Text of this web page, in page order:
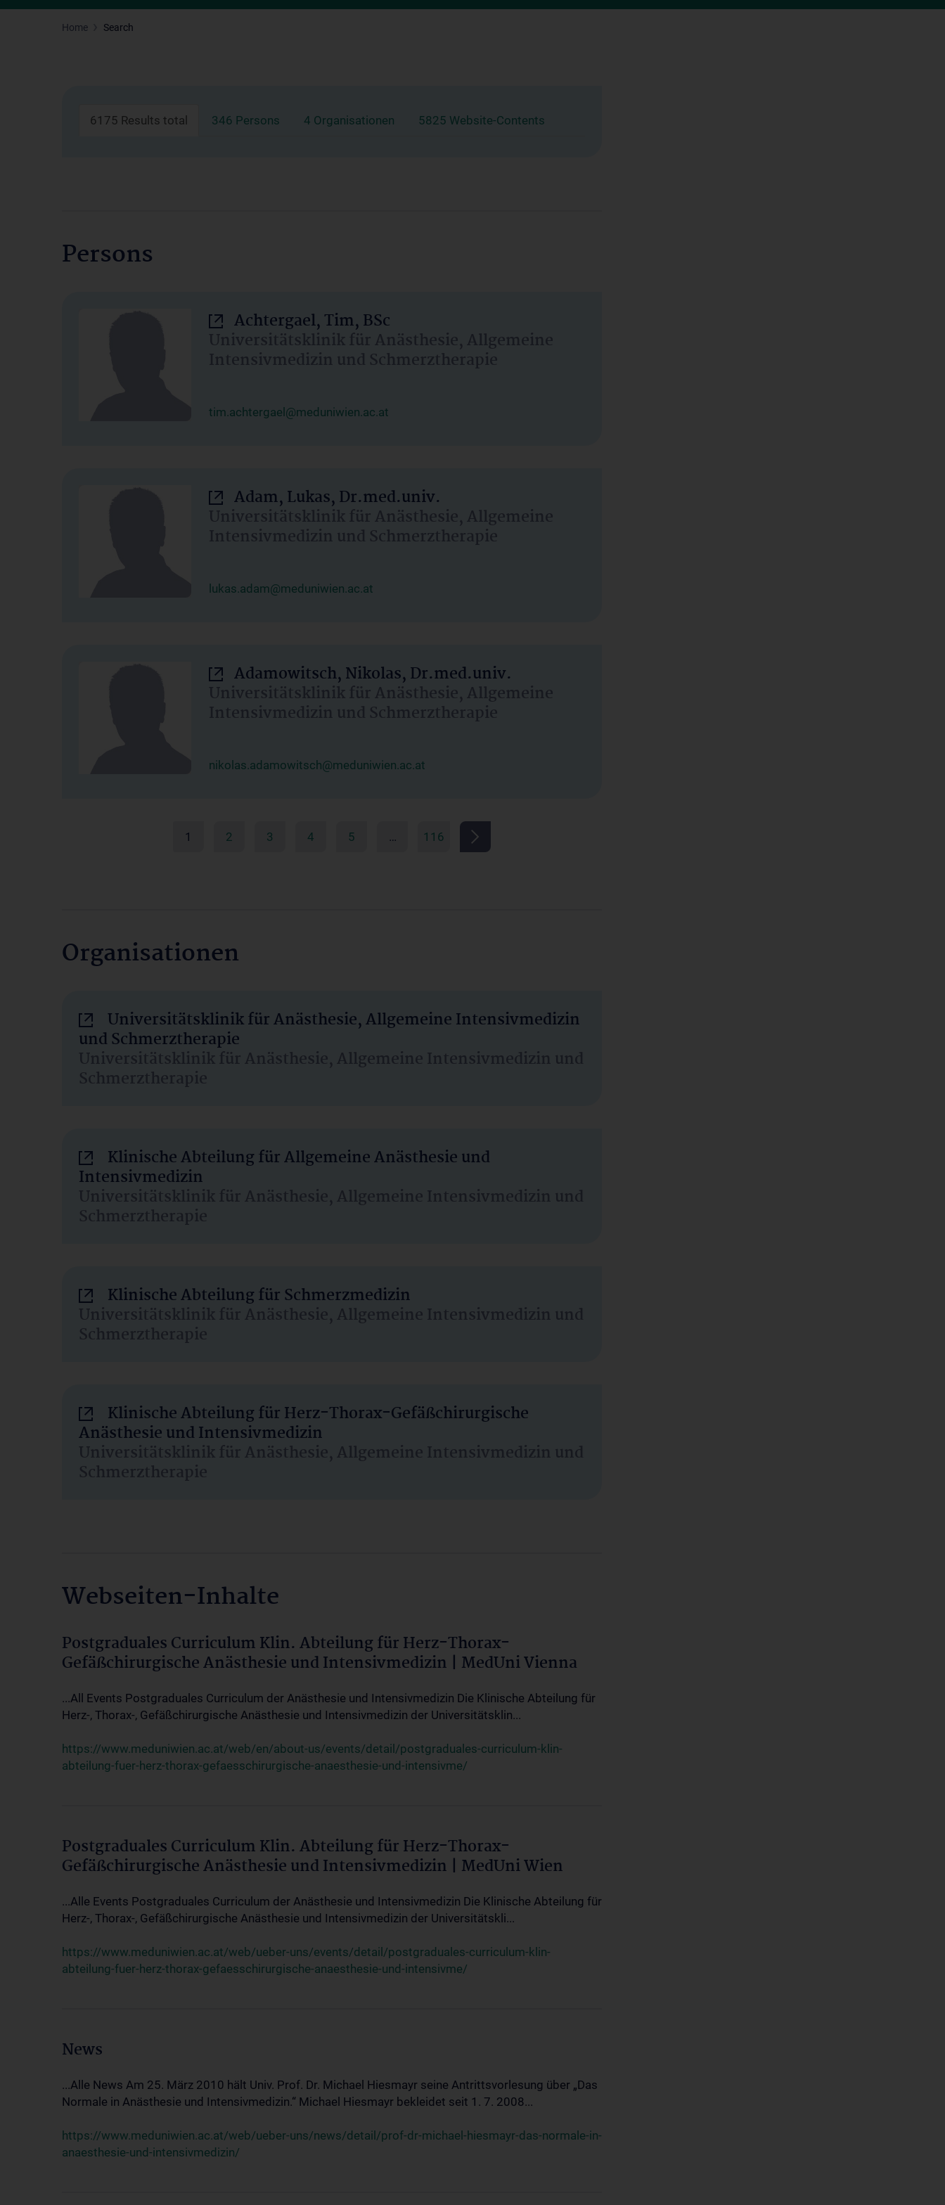
Home Search
6175 Results total 346 Persons 4 Organisationen 5825 Website-Contents
Persons
Achtergael, Tim, BSc
Universitätsklinik für Anästhesie, Allgemeine
Intensivmedizin und Schmerztherapie
tim.achtergael@meduniwien.ac.at
Adam, Lukas, Dr.med.univ.
Universitätsklinik für Anästhesie, Allgemeine
Intensivmedizin und Schmerztherapie
lukas.adam@meduniwien.ac.at
Adamowitsch, Nikolas, Dr.med.univ.
Universitätsklinik für Anästhesie, Allgemeine
Intensivmedizin und Schmerztherapie
nikolas.adamowitsch@meduniwien.ac.at
1 2 3 4 5 … 116
Organisationen
Universitätsklinik für Anästhesie, Allgemeine Intensivmedizin
und Schmerztherapie
Universitätsklinik für Anästhesie, Allgemeine Intensivmedizin und
Schmerztherapie
Klinische Abteilung für Allgemeine Anästhesie und
Intensivmedizin
Universitätsklinik für Anästhesie, Allgemeine Intensivmedizin und
Schmerztherapie
Klinische Abteilung für Schmerzmedizin
Universitätsklinik für Anästhesie, Allgemeine Intensivmedizin und
Schmerztherapie
Klinische Abteilung für Herz-Thorax-Gefäßchirurgische
Anästhesie und Intensivmedizin
Universitätsklinik für Anästhesie, Allgemeine Intensivmedizin und
Schmerztherapie
Webseiten-Inhalte
Postgraduales Curriculum Klin. Abteilung für Herz-Thorax-
Gefäßchirurgische Anästhesie und Intensivmedizin | MedUni Vienna
...All Events Postgraduales Curriculum der Anästhesie und Intensivmedizin Die Klinische Abteilung für
Herz-, Thorax-, Gefäßchirurgische Anästhesie und Intensivmedizin der Universitätsklin...
https://www.meduniwien.ac.at/web/en/about-us/events/detail/postgraduales-curriculum-klin-
abteilung-fuer-herz-thorax-gefaesschirurgische-anaesthesie-und-intensivme/
Postgraduales Curriculum Klin. Abteilung für Herz-Thorax-
Gefäßchirurgische Anästhesie und Intensivmedizin | MedUni Wien
...Alle Events Postgraduales Curriculum der Anästhesie und Intensivmedizin Die Klinische Abteilung für
Herz-, Thorax-, Gefäßchirurgische Anästhesie und Intensivmedizin der Universitätskli...
https://www.meduniwien.ac.at/web/ueber-uns/events/detail/postgraduales-curriculum-klin-
abteilung-fuer-herz-thorax-gefaesschirurgische-anaesthesie-und-intensivme/
News
...Alle News Am 25. März 2010 hält Univ. Prof. Dr. Michael Hiesmayr seine Antrittsvorlesung über „Das
Normale in Anästhesie und Intensivmedizin.“ Michael Hiesmayr bekleidet seit 1. 7. 2008...
https://www.meduniwien.ac.at/web/ueber-uns/news/detail/prof-dr-michael-hiesmayr-das-normale-in-
anaesthesie-und-intensivmedizin/